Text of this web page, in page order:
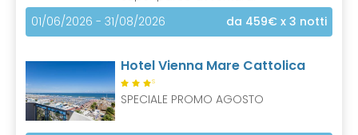
01/06/2026 - 31/08/2026
da 459€ x 3 notti
Hotel Vienna Mare Cattolica
S
SPECIALE PROMO AGOSTO